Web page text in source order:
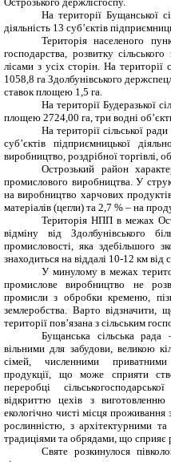
На території Бущанської
діяльність 13 суб’єктів
Територія населеного
господарства, розвитку
лісами з усіх сторін. На
1058,8 га Здолбунівського
ставок площею 1,5 га.
На території Будеразької
площею 2724,00 га, три водні
На території сільської
суб’єктів підприємницької
виробництво, роздрібної торгівлі,
Острозький район
промислового виробництва. У
на виробництво харчових
матеріалів (цегли) та 2,7 % – на
Територія НПП в межах
відміну від Здолбунівського
промисловості, яка здебільшого
знаходиться на віддалі 10-12 км від
У минулому в межах
промислове виробництво не
промисли з обробки кременю,
землеробства. Варто відзначити,
території пов’язана з сільським
Бущанська сільська
вільними для забудови, великою
сімей, численними приватними
продукції, що може сприяти
переробці
відкриттю цехів з
екологічно чисті місця
рослинністю, з архітектурними
традиціями та обрядами, що сприяє
Святе розкинулося